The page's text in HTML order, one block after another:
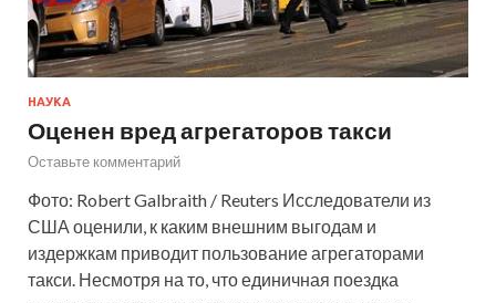
НАУКА
Оценен вред агрегаторов такси
Оставьте комментарий
Фото: Robert Galbraith / Reuters Исследователи из
США оценили, к каким внешним выгодам и
издержкам приводит пользование агрегаторами
такси. Несмотря на то, что единичная поездка